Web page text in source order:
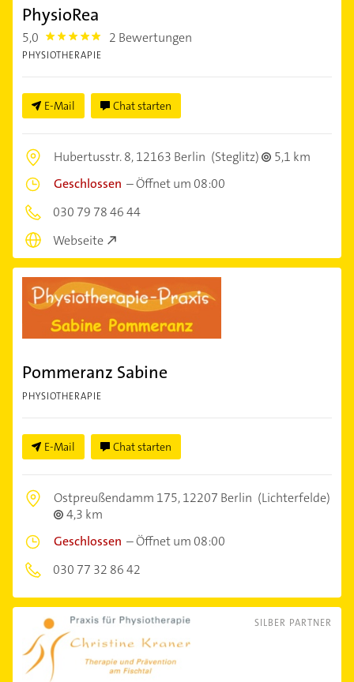
PhysioRea
5,0 5.0 2 Bewertungen
PHYSIOTHERAPIE
E-Mail Chat starten
Hubertusstr. 8,12163 Berlin (Steglitz)
5,1 km
Geschlossen –Öffnet um 08:00
030 79 78 46 44
Webseite
Pommeranz Sabine
PHYSIOTHERAPIE
E-Mail Chat starten
Ostpreußendamm 175,12207 Berlin (Lichterfelde)
4,3 km
Geschlossen –Öffnet um 08:00
030 77 32 86 42
SILBER PARTNER